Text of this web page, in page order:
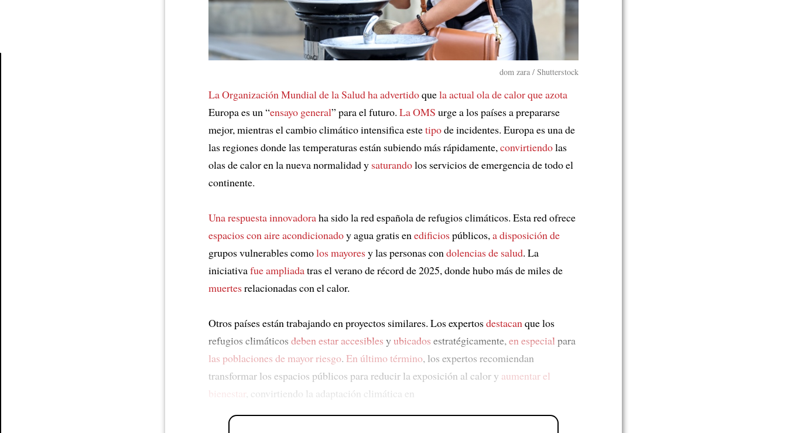
dom zara / Shutterstock
La Organización Mundial de la Salud ha advertidoquela actual ola de calor que azota
Europa es un “ensayo general” para el futuro. La OMS urge a los países a prepararse
mejor, mientras el cambio climático intensifica estetipode incidentes. Europa es una de
las regiones donde las temperaturas están subiendo más rápidamente,convirtiendolas
olas de calor en la nueva normalidad y saturandolos servicios de emergencia de todo el
continente.
Una respuesta innovadoraha sido la red española de refugios climáticos. Esta red ofrece
espacios con aire acondicionadoy agua gratis enedificiospúblicos,a disposición de
grupos vulnerables comolos mayoresy las personas condolencias de salud. La
iniciativafue ampliadatras el verano de récord de 2025, donde hubo más de miles de
muertesrelacionadas con el calor.
Otros países están trabajando en proyectos similares. Los expertosdestacanque los
refugios climáticos deben estar accesibles yubicados estratégicamente,en especial para
las poblaciones de mayor riesgo. En último término, los expertos recomiendan
transformar los espacios públicos para reducir la exposición al calor y aumentar el
bienestar
, convirtiendo la adaptación climática en